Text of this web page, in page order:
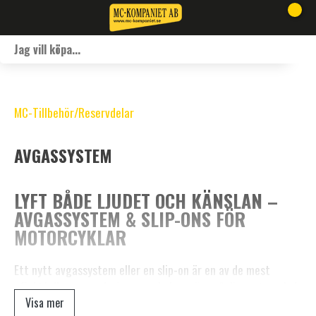
MC-Tillbehör/Reservdelar
AVGASSYSTEM
LYFT BÅDE LJUDET OCH KÄNSLAN –
AVGASSYSTEM & SLIP-ONS FÖR
MOTORCYKLAR
Ett nytt avgassystem eller en slip-on är en av de mest
effektfulla uppgraderingarna du kan göra på din motorcykel.
Det handlar inte bara om ljud – utan om prestanda, vikt,
Visa mer